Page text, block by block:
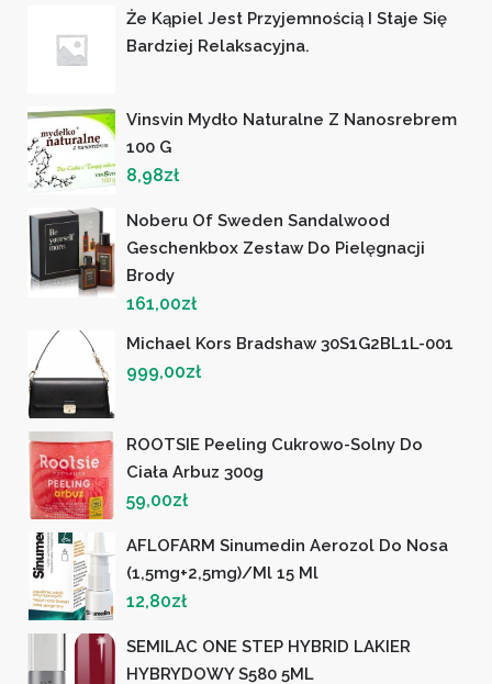
Że Kąpiel Jest Przyjemnością I Staje Się
Bardziej Relaksacyjna.
Vinsvin Mydło Naturalne Z Nanosrebrem
100 G
8,98zł
Noberu Of Sweden Sandalwood
Geschenkbox Zestaw Do Pielęgnacji
Brody
161,00zł
Michael Kors Bradshaw 30S1G2BL1L-001
999,00zł
ROOTSIE Peeling Cukrowo-Solny Do
Ciała Arbuz 300g
59,00zł
AFLOFARM Sinumedin Aerozol Do Nosa
(1,5mg+2,5mg)/ml 15 Ml
12,80zł
SEMILAC ONE STEP HYBRID LAKIER
HYBRYDOWY S580 5ML